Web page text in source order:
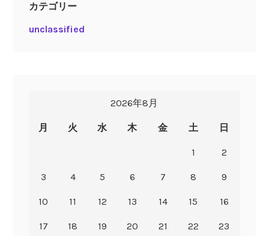
カテゴリー
unclassified
2026年8月
月 火 水 木 金 土 日
1 2
3 4 5 6 7 8 9
10 11 12 13 14 15 16
17 18 19 20 21 22 23